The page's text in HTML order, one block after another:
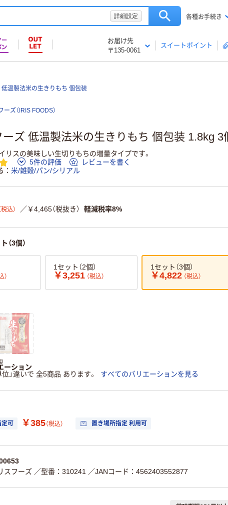
詳細設定 各種お手続き
お届け先
〒135-0061
スイートポイント
温製法米の生きりもち 個包装
ーズ（IRIS FOODS）
ーズ 低温製法米の生きりもち 個包装 1.8kg 3
イリスの美味しい生切りもちの増量タイプです。
5件の評価
レビューを書く
米/雑穀/パン/シリアル
税込） ／￥4,465（税抜き） 軽減税率8%
（3個）
）
1セット（2個）
￥3,251 （税込）
1セット（3個）
￥4,822 （税込）
ーション
位」違いで 全5商品 あります。
すべてのバリエーションを見る
定可 ￥385（税込） 置き場所指定 利用可
スフーズ ／型番：310241 ／JANコード：4562403552877